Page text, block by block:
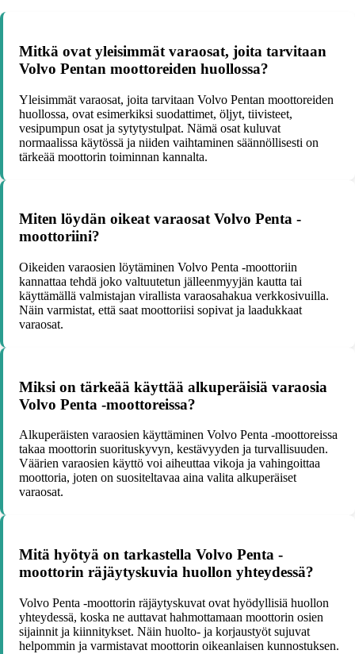
Mitkä ovat yleisimmät varaosat, joita tarvitaan
Volvo Pentan moottoreiden huollossa?
Yleisimmät varaosat, joita tarvitaan Volvo Pentan moottoreiden
huollossa, ovat esimerkiksi suodattimet, öljyt, tiivisteet,
vesipumpun osat ja sytytystulpat. Nämä osat kuluvat
normaalissa käytössä ja niiden vaihtaminen säännöllisesti on
tärkeää moottorin toiminnan kannalta.
Miten löydän oikeat varaosat Volvo Penta -
moottoriini?
Oikeiden varaosien löytäminen Volvo Penta -moottoriin
kannattaa tehdä joko valtuutetun jälleenmyyjän kautta tai
käyttämällä valmistajan virallista varaosahakua verkkosivuilla.
Näin varmistat, että saat moottoriisi sopivat ja laadukkaat
varaosat.
Miksi on tärkeää käyttää alkuperäisiä varaosia
Volvo Penta -moottoreissa?
Alkuperäisten varaosien käyttäminen Volvo Penta -moottoreissa
takaa moottorin suorituskyvyn, kestävyyden ja turvallisuuden.
Väärien varaosien käyttö voi aiheuttaa vikoja ja vahingoittaa
moottoria, joten on suositeltavaa aina valita alkuperäiset
varaosat.
Mitä hyötyä on tarkastella Volvo Penta -
moottorin räjäytyskuvia huollon yhteydessä?
Volvo Penta -moottorin räjäytyskuvat ovat hyödyllisiä huollon
yhteydessä, koska ne auttavat hahmottamaan moottorin osien
sijainnit ja kiinnitykset. Näin huolto- ja korjaustyöt sujuvat
helpommin ja varmistavat moottorin oikeanlaisen kunnostuksen.